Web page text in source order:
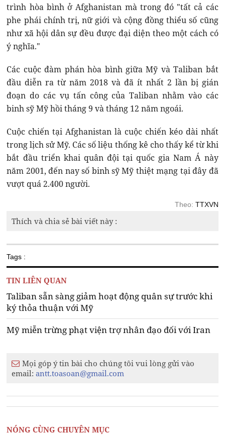
trình hòa bình ở Afghanistan mà trong đó "tất cả các
phe phái chính trị, nữ giới và cộng đồng thiểu số cũng
như xã hội dân sự đều được đại diện theo một cách có
ý nghĩa."
Các cuộc đàm phán hòa bình giữa Mỹ và Taliban bắt
đầu diễn ra từ năm 2018 và đã ít nhất 2 lần bị gián
đoạn do các vụ tấn công của Taliban nhằm vào các
binh sỹ Mỹ hồi tháng 9 và tháng 12 năm ngoái.
Cuộc chiến tại Afghanistan là cuộc chiến kéo dài nhất
trong lịch sử Mỹ. Các số liệu thống kê cho thấy kể từ khi
bắt đầu triển khai quân đội tại quốc gia Nam Á này
năm 2001, đến nay số binh sỹ Mỹ thiệt mạng tại đây đã
vượt quá 2.400 người.
Theo: TTXVN
Thích và chia sẻ bài viết này :
Tags :
TIN LIÊN QUAN
Taliban sẵn sàng giảm hoạt động quân sự trước khi
ký thỏa thuận với Mỹ
Mỹ miễn trừng phạt viện trợ nhân đạo đối với Iran
Mọi góp ý tin bài cho chúng tôi vui lòng gửi vào
email:antt.toasoan@gmail.com
NÓNG CÙNG CHUYÊN MỤC